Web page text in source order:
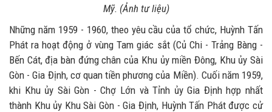
Mỹ. (Ảnh tư liệu)
Những năm 1959 - 1960, theo yêu cầu của tổ chức, Huỳnh Tấn
Phát ra hoạt động ở vùng Tam giác sắt (Củ Chi - Trảng Bàng -
Bến Cát, địa bàn đứng chân của Khu ủy miền Đông, Khu ủy Sài
Gòn - Gia Định, cơ quan tiền phương của Miền). Cuối năm 1959,
khi Khu ủy Sài Gòn - Chợ Lớn và Tỉnh ủy Gia Định hợp nhất
thành Khu ủy Khu Sài Gòn - Gia Định, Huỳnh Tấn Phát được cử